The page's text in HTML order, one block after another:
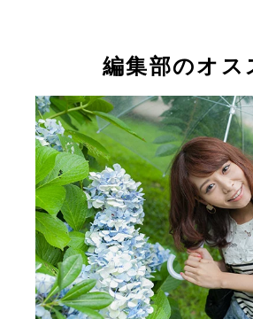
編集部のオス